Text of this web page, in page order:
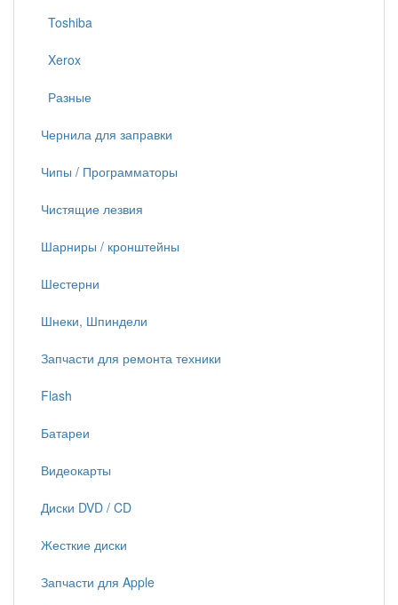
Toshiba
Xerox
Разные
Чернила для заправки
Чипы / Программаторы
Чистящие лезвия
Шарниры / кронштейны
Шестерни
Шнеки, Шпиндели
Запчасти для ремонта техники
Flash
Батареи
Видеокарты
Диски DVD / CD
Жесткие диски
Запчасти для Apple